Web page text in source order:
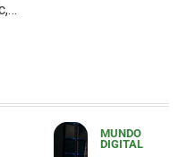
MUNDO
DIGITAL